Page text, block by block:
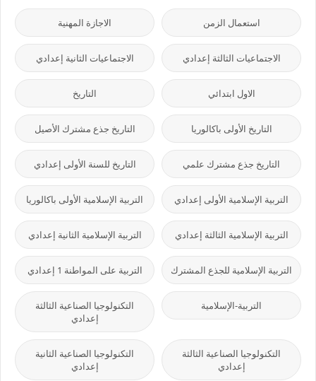
استعمال الزمن الاجازة المهنية
الاجتماعيات الثالثة إعدادي الاجتماعيات الثانية إعدادي
الاول ابتدائي التاريخ
التاريخ الأولى باكالوريا التاريخ جذع مشترك الأصيل
التاريخ جذع مشترك علمي التاريخ للسنة الأولى إعدادي
التربية الإسلامية الأولى إعدادي التربية الإسلامية الأولى باكالوريا
التربية الإسلامية الثالثة إعدادي التربية الإسلامية الثانية إعدادي
التربية الإسلامية للجذع المشترك التربية على المواطنة 1 إعدادي
التربية-الإسلامية
التكنولوجيا الصناعية الثالثة
إعدادي
التكنولوجيا الصناعية الثالثة
إعدادي
التكنولوجيا الصناعية الثانية
إعدادي